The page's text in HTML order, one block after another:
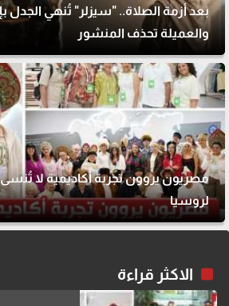
بعد أزمة الصلاة.. "سيزلر" تُنهي الجدل
والعميلة تحذف المنشور
مصريون يروون تجربة أكاديمية لا تُنسى
لروسيا
الاكثر قراءة